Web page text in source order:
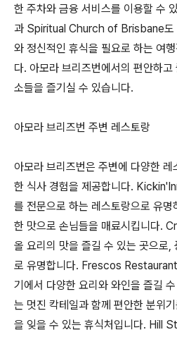
한 주차와 금융 서비스를 이용할 수
과 Spiritual Church of Brisbane도
와 정신적인 휴식을 필요로 하는 여
다. 아모라 브리즈번에서의 편안하
소들을 즐기실 수 있습니다.
아모라 브리즈번 주변 레스토랑
아모라 브리즈번은 주변에 다양한
한 식사 경험을 제공합니다.
를 전문으로 하는 레스토랑으로 유
한 맛으로 손님들을 매료시킵니다.
올 요리의 맛을 즐길 수 있는 곳으로,
로 유명합니다. Frescos Restaurant
기에서 다양한 요리와 와인을 즐길
는 멋진 칵테일과 함께 편안한 분위
을 잊을 수 있는 휴식처입니다. Hill